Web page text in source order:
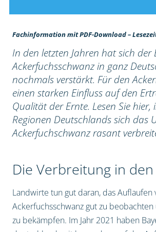
Fachinformation mit PDF-Download –
In den letzten Jahren hat sich der
Ackerfuchsschwanz in ganz
nochmals verstärkt. Für den
einen starken Einfluss auf den
Qualität der Ernte. Lesen Sie hier,
Regionen Deutschlands sich das
Ackerfuchschwanz rasant
Die Verbreitung in
Landwirte tun gut daran, das Auflaufen
Ackerfuchsschwanz gut zu
zu bekämpfen. Im Jahr 2021 haben